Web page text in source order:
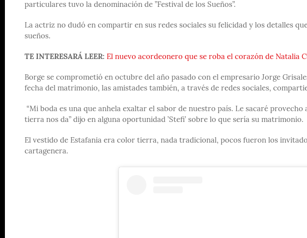
particulares tuvo la denominación de ”Festival de los Sueños”.
La actriz no dudó en compartir en sus redes sociales su felicidad y los detalles
sueños.
TE INTERESARÁ LEER: El nuevo acordeonero que se roba el corazón de Natalia
Borge se comprometió en octubre del año pasado con el empresario Jorge
fecha del matrimonio, las amistades también, a través de redes sociales,
“Mi boda es una que anhela exaltar el sabor de nuestro país. Le sacaré
tierra nos da” dijo en alguna oportunidad ’Stefi’ sobre lo que sería su matrimonio.
El vestido de Estafania era color tierra, nada tradicional, pocos fueron los
cartagenera.